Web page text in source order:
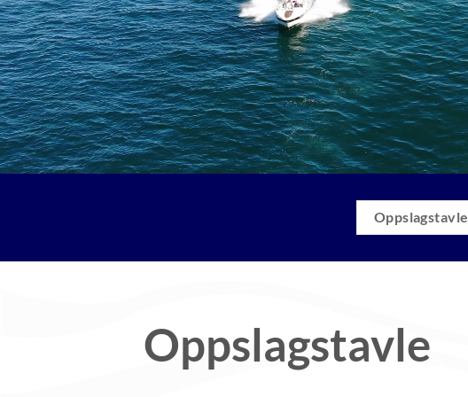
Oppslagstavle
Oppslagstavle